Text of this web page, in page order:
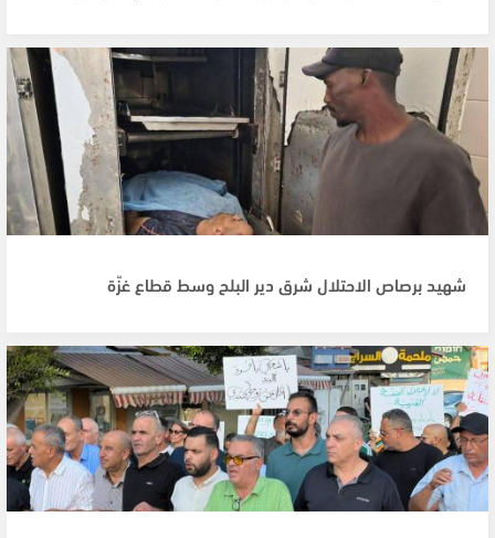
شهيد برصاص الاحتلال شرق دير البلح وسط قطاع غزّة